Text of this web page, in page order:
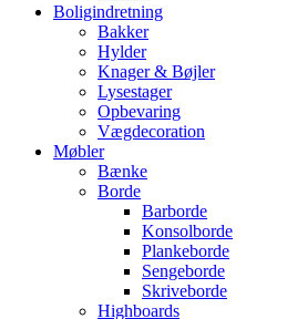
Boligindretning
Bakker
Hylder
Knager & Bøjler
Lysestager
Opbevaring
Vægdecoration
Møbler
Bænke
Borde
Barborde
Konsolborde
Plankeborde
Sengeborde
Skriveborde
Highboards